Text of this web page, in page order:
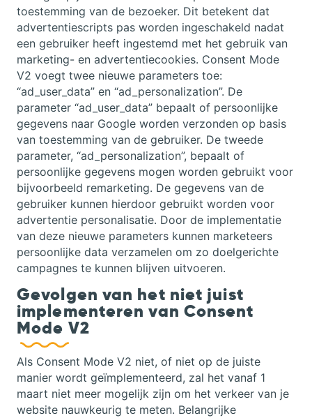
toestemming van de bezoeker. Dit betekent dat
advertentiescripts pas worden ingeschakeld nadat
een gebruiker heeft ingestemd met het gebruik van
marketing- en advertentiecookies. Consent Mode
V2 voegt twee nieuwe parameters toe:
“ad_user_data” en “ad_personalization”. De
parameter “ad_user_data” bepaalt of persoonlijke
gegevens naar Google worden verzonden op basis
van toestemming van de gebruiker. De tweede
parameter, “ad_personalization”, bepaalt of
persoonlijke gegevens mogen worden gebruikt voor
bijvoorbeeld remarketing. De gegevens van de
gebruiker kunnen hierdoor gebruikt worden voor
advertentie personalisatie. Door de implementatie
van deze nieuwe parameters kunnen marketeers
persoonlijke data verzamelen om zo doelgerichte
campagnes te kunnen blijven uitvoeren.
Gevolgen van het niet juist
implementeren van Consent
Mode V2
Als Consent Mode V2 niet, of niet op de juiste
manier wordt geïmplementeerd, zal het vanaf 1
maart niet meer mogelijk zijn om het verkeer van je
website nauwkeurig te meten. Belangrijke